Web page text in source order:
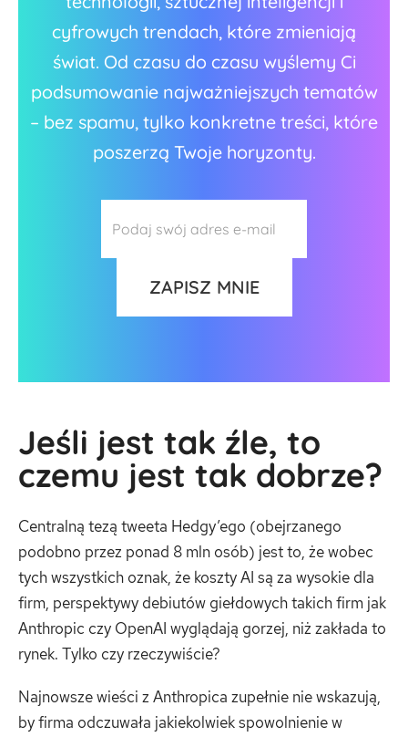
cyfrowych trendach, które zmieniają
świat. Od czasu do czasu wyślemy Ci
podsumowanie najważniejszych tematów
– bez spamu, tylko konkretne treści, które
poszerzą Twoje horyzonty.
Jeśli jest tak źle, to
czemu jest tak dobrze?
Centralną tezą tweeta Hedgy’ego (obejrzanego
podobno przez ponad 8 mln osób) jest to, że wobec
tych wszystkich oznak, że koszty AI są za wysokie dla
firm, perspektywy debiutów giełdowych takich firm jak
Anthropic czy OpenAI wyglądają gorzej, niż zakłada to
rynek. Tylko czy rzeczywiście?
Najnowsze wieści z Anthropica zupełnie nie wskazują,
by firma odczuwała jakiekolwiek spowolnienie w